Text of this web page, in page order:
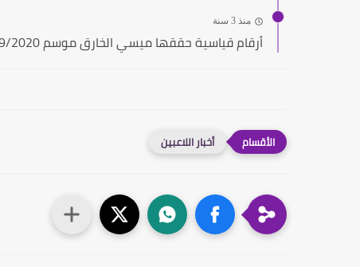
منذ 3 سنة
أرقام قياسية حققها ميسي الخارق موسم 2019/2020
أخبار اللاعبين